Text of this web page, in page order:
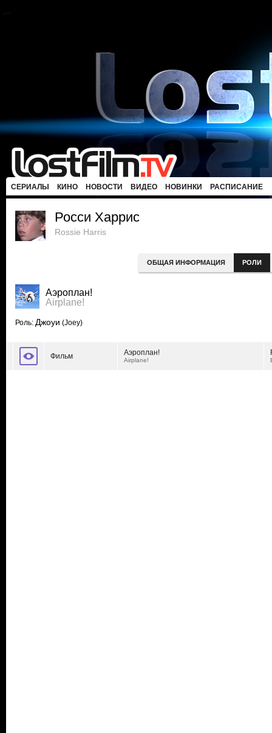
СЕРИАЛЫ КИНО НОВОСТИ ВИДЕО НОВИНКИ РАСПИСАНИЕ
Росси Харрис
Rossie Harris
ОБЩАЯ ИНФОРМАЦИЯ РОЛИ
Аэроплан!
Airplane!
Роль: Джоуи (Joey)
Фильм Аэроплан!
Airplane!